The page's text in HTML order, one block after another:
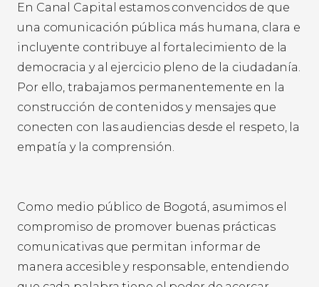
En Canal Capital estamos convencidos de que
una comunicación pública más humana, clara e
incluyente contribuye al fortalecimiento de la
democracia y al ejercicio pleno de la ciudadanía.
Por ello, trabajamos permanentemente en la
construcción de contenidos y mensajes que
conecten con las audiencias desde el respeto, la
empatía y la comprensión.
Como medio público de Bogotá, asumimos el
compromiso de promover buenas prácticas
comunicativas que permitan informar de
manera accesible y responsable, entendiendo